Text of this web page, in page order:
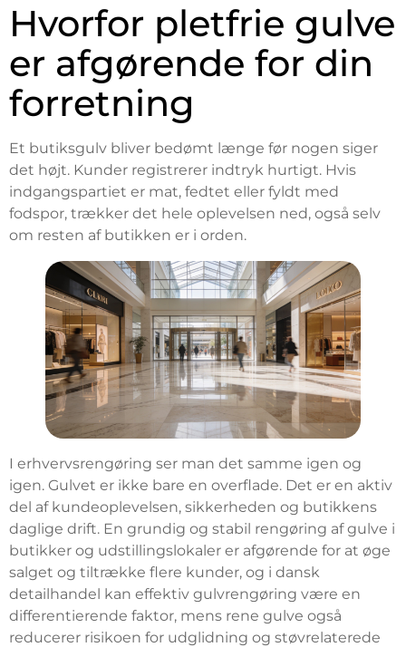
Hvorfor pletfrie gulve
er afgørende for din
forretning
Et butiksgulv bliver bedømt længe før nogen siger
det højt. Kunder registrerer indtryk hurtigt. Hvis
indgangspartiet er mat, fedtet eller fyldt med
fodspor, trækker det hele oplevelsen ned, også selv
om resten af butikken er i orden.
I erhvervsrengøring ser man det samme igen og
igen. Gulvet er ikke bare en overflade. Det er en aktiv
del af kundeoplevelsen, sikkerheden og butikkens
daglige drift. En grundig og stabil rengøring af gulve i
butikker og udstillingslokaler er afgørende for at øge
salget og tiltrække flere kunder, og i dansk
detailhandel kan effektiv gulvrengøring være en
differentierende faktor, mens rene gulve også
reducerer risikoen for udglidning og støvrelaterede